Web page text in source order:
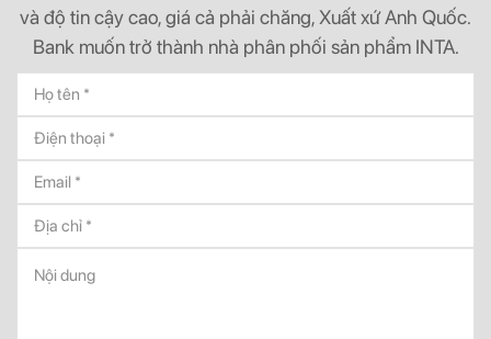
và độ tin cậy cao, giá cả phải chăng, Xuất xứ Anh Quốc.
Bank muốn trở thành nhà phân phối sản phẩm INTA.